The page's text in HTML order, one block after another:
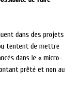
dans des projets
tentent de mettre
dans le « micro-
prêté et non au